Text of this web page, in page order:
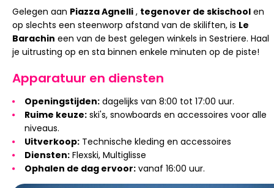
Gelegen aan Piazza Agnelli , tegenover de skischool en
op slechts een steenworp afstand van de skiliften, is Le
Barachin een van de best gelegen winkels in Sestriere. Haal
je uitrusting op en sta binnen enkele minuten op de piste!
Apparatuur en diensten
Openingstijden: dagelijks van 8:00 tot 17:00 uur.
Ruime keuze: ski's, snowboards en accessoires voor alle
niveaus.
Uitverkoop: Technische kleding en accessoires
Diensten: Flexski, Multiglisse
Ophalen de dag ervoor: vanaf 16:00 uur.